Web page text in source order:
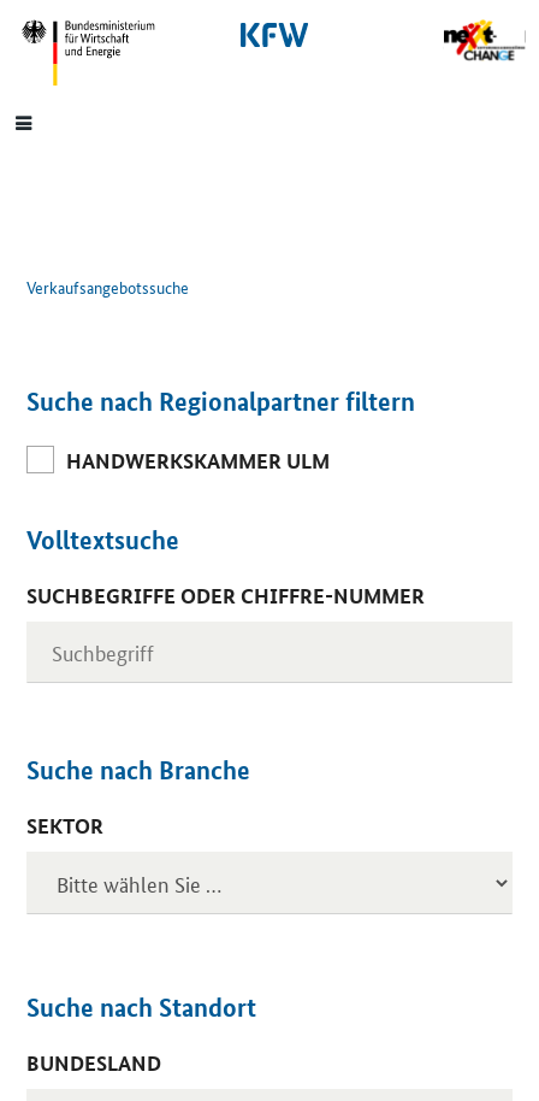
SrOnlyNavigation
Hauptmenü
Verkaufsangebotssuche
Suche nach Regionalpartner filtern
HANDWERKSKAMMER ULM
Volltextsuche
SUCHBEGRIFFE ODER CHIFFRE-NUMMER
Suche nach Branche
SEKTOR
Suche nach Standort
BUNDESLAND